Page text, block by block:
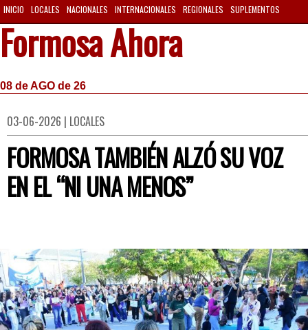
INICIO LOCALES NACIONALES INTERNACIONALES REGIONALES SUPLEMENTOS
Formosa Ahora
08 de AGO de 26
03-06-2026 | LOCALES
FORMOSA TAMBIÉN ALZÓ SU VOZ
EN EL “NI UNA MENOS”